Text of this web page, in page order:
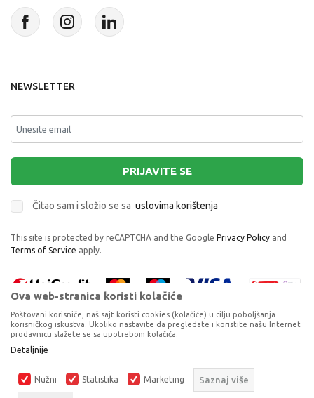
NEWSLETTER
PRIJAVITE SE
Čitao sam i složio se sa uslovima korištenja
This site is protected by reCAPTCHA and the Google Privacy Policy and
Terms of Service apply.
Proizvode na sajtu nastojimo da opišemo što je preciznije moguće, ali ne
možemo garantovati da su svi podaci i fotografije, navedeni u okrviru
proizvoda, u potpunosti kompletni i bez grešaka. Svi artikli prikazani na
sajtu su dio naše ponude, ali ne podrazumijeva da su dostupni u svakom
Ova web-stranica koristi kolačiće
Poštovani korisniče, naš sajt koristi cookies (kolačiće) u cilju poboljšanja
korisničkog iskustva. Ukoliko nastavite da pregledate i koristite našu Internet
prodavnicu slažete se sa upotrebom kolačića.
Detaljnije
Nužni Statistika Marketing Saznaj više